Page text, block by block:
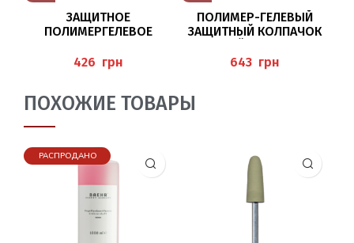
ЗАЩИТНОЕ
ПОЛИМЕРГЕЛЕВОЕ
(ZEHENSCHUTZ)
PEDIBAEHR
грн
ПОЛИМЕР-ГЕЛЕВЫЙ
ЗАЩИТНЫЙ КОЛПАЧОК
) PEDIBAEHR
грн
ПОХОЖИЕ ТОВАРЫ
РАСПРОДАНО